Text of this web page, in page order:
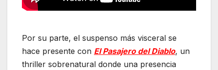
Por su parte, el suspenso más visceral se
hace presente con El Pasajero del Diablo, un
thriller sobrenatural donde una presencia